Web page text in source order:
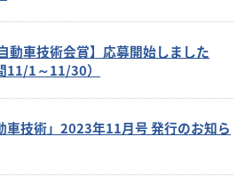
動車技術会賞】応募開始しました
11/1～11/30）
車技術」2023年11月号 発行のお知ら